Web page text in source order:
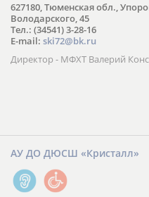
627180, Тюменская обл.,
Володарского, 45
Тел.: (34541) 3-28-16
E-mail: ski72@bk.ru
Директор - МФХТ Валерий
АУ ДО ДЮСШ «Кристалл»